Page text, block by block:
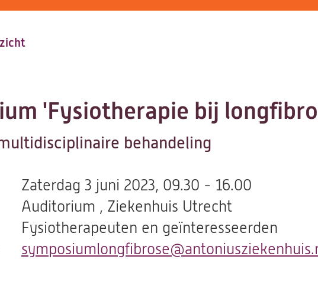
'Fysiotherapie bij
behandeling
Zaterdag 3 juni 2023, 09.30 - 16.00
Auditorium , Ziekenhuis Utrecht
Fysiotherapeuten en geïnteresseerden